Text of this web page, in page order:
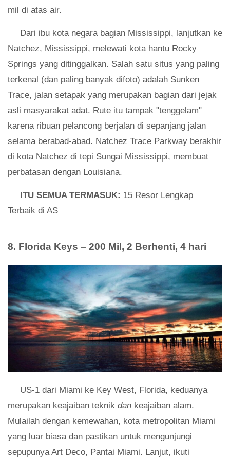
mil di atas air.
Dari ibu kota negara bagian Mississippi, lanjutkan ke
Natchez, Mississippi, melewati kota hantu Rocky
Springs yang ditinggalkan. Salah satu situs yang paling
terkenal (dan paling banyak difoto) adalah Sunken
Trace, jalan setapak yang merupakan bagian dari jejak
asli masyarakat adat. Rute itu tampak "tenggelam"
karena ribuan pelancong berjalan di sepanjang jalan
selama berabad-abad. Natchez Trace Parkway berakhir
di kota Natchez di tepi Sungai Mississippi, membuat
perbatasan dengan Louisiana.
ITU SEMUA TERMASUK: 15 Resor Lengkap
Terbaik di AS
8. Florida Keys – 200 Mil, 2 Berhenti, 4 hari
US-1 dari Miami ke Key West, Florida, keduanya
merupakan keajaiban teknik dan keajaiban alam.
Mulailah dengan kemewahan, kota metropolitan Miami
yang luar biasa dan pastikan untuk mengunjungi
sepupunya Art Deco, Pantai Miami. Lanjut, ikuti